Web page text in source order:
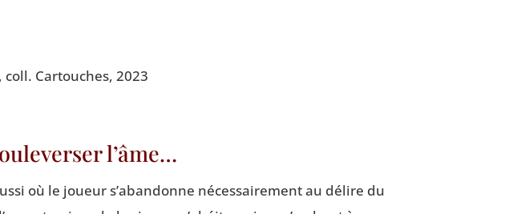
Car­touches, 2023
l’âme…
où le joueur s’a­ban­donne néces­sai­re­ment au délire du